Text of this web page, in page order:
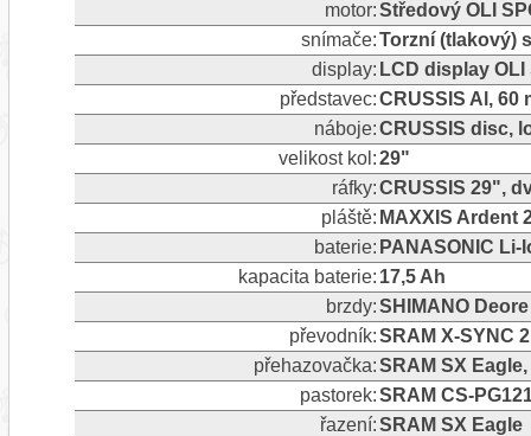
motor:Středový OLI
snímače:Torzní (tlakový)
display: LCD display OLI
představec:CRUSSIS Al, 60
náboje:CRUSSIS disc,
velikost kol:29"
ráfky:CRUSSIS 29",
pláště: MAXXIS Ardent
baterie: PANASONIC Li-
kapacita baterie: 17,5 Ah
brzdy:SHIMANO
převodník:SRAM X-SYNC
přehazovačka:SRAM SX
pastorek:SRAM CS-
řazení:SRAM SX Eagle